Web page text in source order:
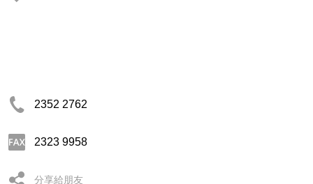
2352 2762
2323 9958
分享給朋友